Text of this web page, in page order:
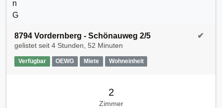
8794 Vordernberg - Schönauweg 2/5
gelistet seit 4 Stunden, 52 Minuten
Verfügbar OEWG Miete Wohneinheit
✔
2
Zimmer